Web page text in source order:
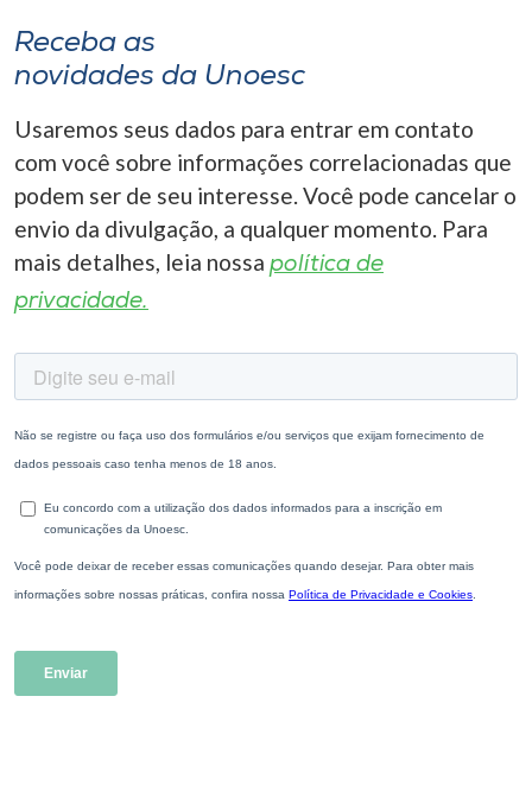
Receba as
novidades da Unoesc
Usaremos seus dados para entrar em contato
com você sobre informações correlacionadas que
podem ser de seu interesse. Você pode cancelar o
envio da divulgação, a qualquer momento. Para
mais detalhes, leia nossa política de
privacidade.